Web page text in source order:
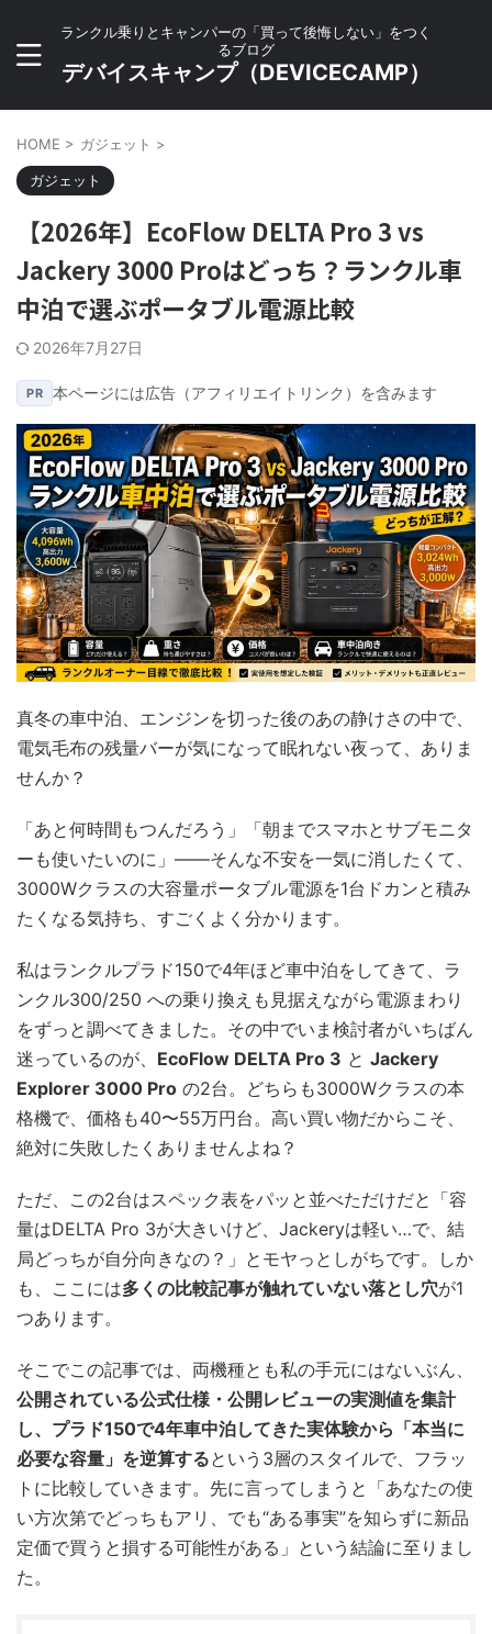
ランクル乗りとキャンパーの「買って後悔しない」をつく
るブログ
デバイスキャンプ（DEVICECAMP）
HOME > ガジェット >
ガジェット
【2026年】EcoFlow DELTA Pro 3 vs
Jackery 3000 Proはどっち？ランクル車
中泊で選ぶポータブル電源比較
2026年7月27日
PR 本ページには広告（アフィリエイトリンク）を含みます
真冬の車中泊、エンジンを切った後のあの静けさの中で、
電気毛布の残量バーが気になって眠れない夜って、ありま
せんか？
「あと何時間もつんだろう」「朝までスマホとサブモニタ
ーも使いたいのに」——そんな不安を一気に消したくて、
3000Wクラスの大容量ポータブル電源を1台ドカンと積み
たくなる気持ち、すごくよく分かります。
私はランクルプラド150で4年ほど車中泊をしてきて、ラ
ンクル300/250 への乗り換えも見据えながら電源まわり
をずっと調べてきました。その中でいま検討者がいちばん
迷っているのが、 EcoFlow DELTA Pro 3 と Jackery
Explorer 3000 Pro の2台。どちらも3000Wクラスの本
格機で、価格も40〜55万円台。高い買い物だからこそ、
絶対に失敗したくありませんよね？
ただ、この2台はスペック表をパッと並べただけだと「容
量はDELTA Pro 3が大きいけど、Jackeryは軽い…で、結
局どっちが自分向きなの？」とモヤっとしがちです。しか
も、ここには多くの比較記事が触れていない落とし穴が1
つあります。
そこでこの記事では、両機種とも私の手元にはないぶん、
公開されている公式仕様・公開レビューの実測値を集計
し、プラド150で4年車中泊してきた実体験から「本当に
必要な容量」を逆算するという3層のスタイルで、フラッ
トに比較していきます。先に言ってしまうと「あなたの使
い方次第でどっちもアリ、でも“ある事実”を知らずに新品
定価で買うと損する可能性がある」という結論に至りまし
た。